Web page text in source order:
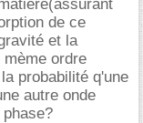
de ce
et la
ordre
probabilité q'une
autre onde